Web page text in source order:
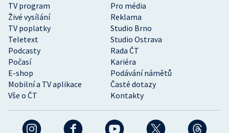
TV program
Pro média
Živé vysílání
Reklama
TV poplatky
Studio Brno
Teletext
Studio Ostrava
Podcasty
Rada ČT
Počasí
Kariéra
E-shop
Podávání námětů
Mobilní a TV aplikace
Časté dotazy
Vše o ČT
Kontakty